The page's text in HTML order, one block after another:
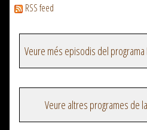
RSS feed
Veure altres programes de